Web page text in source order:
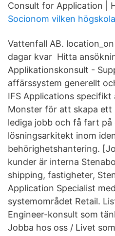
Consult for Application |
Socionom vilken högskola
Vattenfall AB.
dagar kvar Hitta
Applikationskonsult -
affärssystem generellt
IFS Applications
Monster för att skapa ett
lediga jobb och få fart
lösningsarkitekt inom
behörighetshantering.
kunder är interna
shipping, fastigheter,
Application Specialist
systemområdet Retail.
Engineer-konsult som
Jobba hos oss / Livet